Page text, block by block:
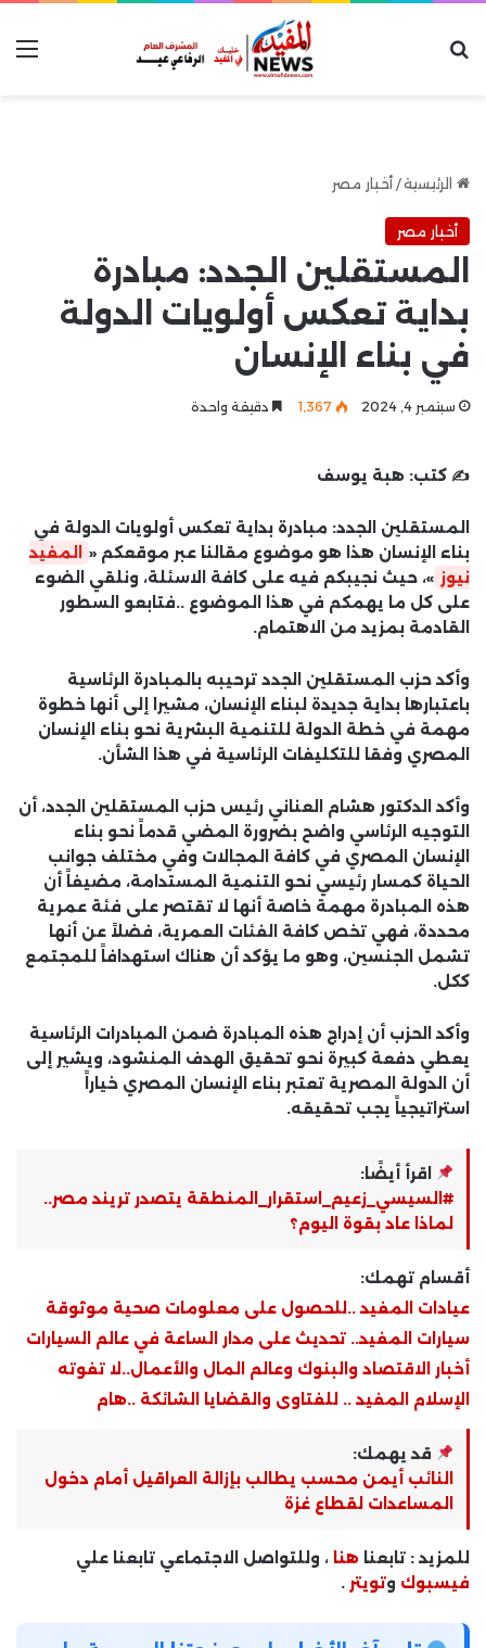
الرئيسية/ أخبار مصر
أخبار مصر
المستقلين الجدد: مبادرة
بداية تعكس أولويات الدولة
في بناء الإنسان
سبتمبر 4, 2024 1٬367 دقيقة واحدة
✍️ كتب: هبة يوسف
المستقلين الجدد: مبادرة بداية تعكس أولويات الدولة في
بناء الإنسان هذا هو موضوع مقالنا عبر موقعكم «
المفيد
نيوز »، حيث نجيبكم فيه على كافة الاسئلة، ونلقي الضوء
على كل ما يهمكم في هذا الموضوع ..فتابعو السطور
القادمة بمزيد من الاهتمام.
وأكد حزب المستقلين الجدد ترحيبه بالمبادرة الرئاسية
باعتبارها بداية جديدة لبناء الإنسان، مشيرا إلى أنها خطوة
مهمة في خطة الدولة للتنمية البشرية نحو بناء الإنسان
المصري وفقا للتكليفات الرئاسية في هذا الشأن.
وأكد الدكتور هشام العناني رئيس حزب المستقلين الجدد، أن
التوجيه الرئاسي واضح بضرورة المضي قدماً نحو بناء
الإنسان المصري في كافة المجالات وفي مختلف جوانب
الحياة كمسار رئيسي نحو التنمية المستدامة، مضيفاً أن
هذه المبادرة مهمة خاصة أنها لا تقتصر على فئة عمرية
محددة، فهي تخص كافة الفئات العمرية، فضلاً عن أنها
تشمل الجنسين، وهو ما يؤكد أن هناك استهدافاً للمجتمع
ككل.
وأكد الحزب أن إدراج هذه المبادرة ضمن المبادرات الرئاسية
يعطي دفعة كبيرة نحو تحقيق الهدف المنشود، ويشير إلى
أن الدولة المصرية تعتبر بناء الإنسان المصري خياراً
استراتيجياً يجب تحقيقه.
اقرأ أيضًا:
#السيسي_زعيم_استقرار_المنطقة يتصدر تريند مصر..
لماذا عاد بقوة اليوم؟
أقسام تهمك:
عيادات المفيد ..للحصول على معلومات صحية موثوقة
سيارات المفيد.. تحديث على مدار الساعة في عالم السيارات
أخبار الاقتصاد والبنوك وعالم المال والأعمال..لا تفوته
الإسلام المفيد .. للفتاوى والقضايا الشائكة ..هام
قد يهمك:
النائب أيمن محسب يطالب بإزالة العراقيل أمام دخول
المساعدات لقطاع غزة
للمزيد : تابعنا هنا ، وللتواصل الاجتماعي تابعنا علي
فيسبوك وتويتر .